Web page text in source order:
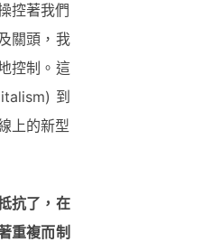
控著我們
關頭，我
控制。這
到
上的新型
抗了，在
重複而制